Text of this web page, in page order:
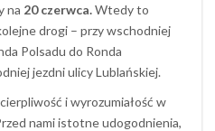
na 20 czerwca.Wtedy to
drogi – przy wschodniej
Polsadu do Ronda
jezdni ulicy Lublańskiej.
i wyrozumiałość w
nami istotne udogodnienia,